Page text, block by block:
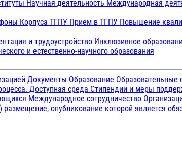
Научная деятельность Международная
Корпуса ТГПУ Прием в ТГПУ Повышение
и трудоустройство Инклюзивное
и естественно-научного образования
Документы Образование Образовательные
Доступная среда Стипендии и меры
Международное сотрудничество
опубликование которой является